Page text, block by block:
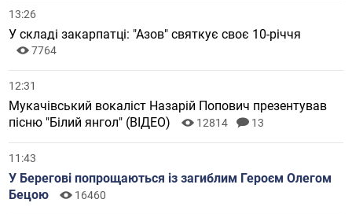
13:26
У складі закарпатці: "Азов" святкує своє 10-річчя
7764
12:31
Мукачівський вокаліст Назарій Попович презентував
пісню "Білий янгол" (ВІДЕО)
12814 13
11:43
У Берегові попрощаються із загиблим Героєм Олегом
Бецою
16460